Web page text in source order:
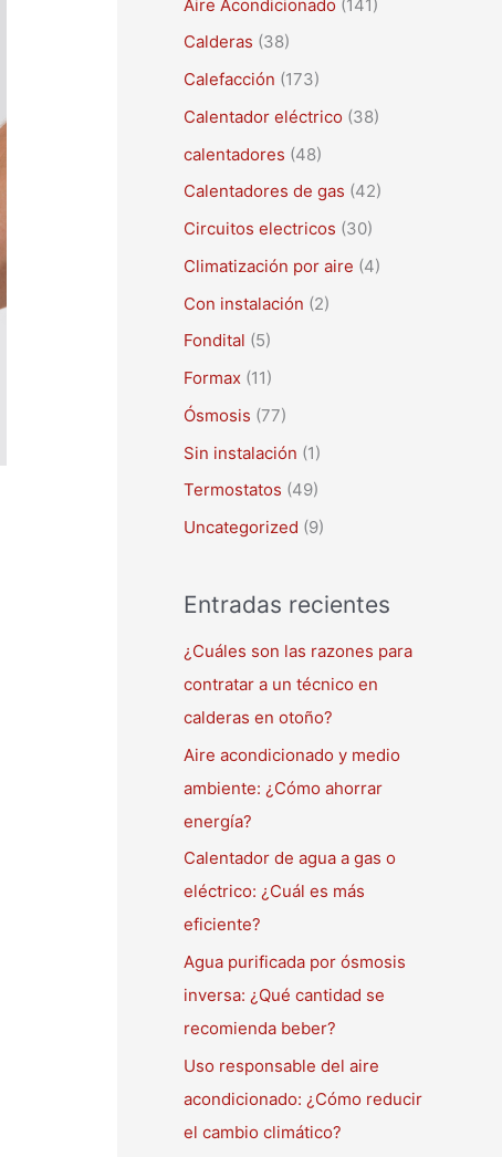
a
r
p
o
Aire Acondicionado (141)
Calderas (38)
Calefacción (173)
Calentador eléctrico (38)
calentadores (48)
Calentadores de gas (42)
Circuitos electricos (30)
Climatización por aire (4)
Con instalación (2)
Fondital (5)
Formax (11)
Ósmosis (77)
Sin instalación (1)
Termostatos (49)
Uncategorized (9)
Entradas recientes
¿Cuáles son las razones para
contratar a un técnico en
calderas en otoño?
Aire acondicionado y medio
ambiente: ¿Cómo ahorrar
energía?
Calentador de agua a gas o
eléctrico: ¿Cuál es más
eficiente?
Agua purificada por ósmosis
inversa: ¿Qué cantidad se
recomienda beber?
Uso responsable del aire
acondicionado: ¿Cómo reducir
el cambio climático?